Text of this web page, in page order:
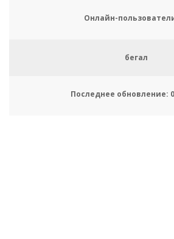
Онлайн-
бегал
Последнее обновление: